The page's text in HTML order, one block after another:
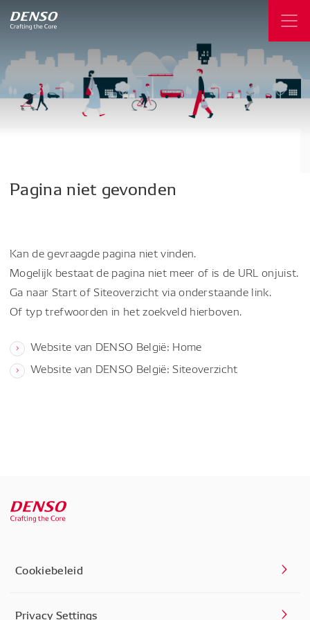
Pagina niet gevonden
Kan de gevraagde pagina niet vinden.
Mogelijk bestaat de pagina niet meer of is de URL onjuist.
Ga naar Start of Siteoverzicht via onderstaande link.
Of typ trefwoorden in het zoekveld hierboven.
Website van DENSO België: Home
Website van DENSO België: Siteoverzicht
Cookiebeleid
Privacy Settings